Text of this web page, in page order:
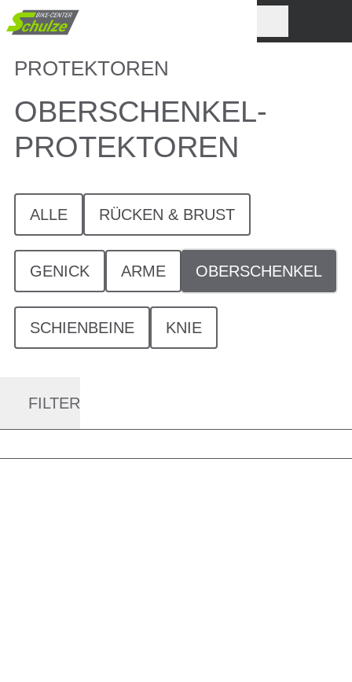
PROTEKTOREN
OBERSCHENKEL-
PROTEKTOREN
ALLE RÜCKEN & BRUST
GENICK ARME OBERSCHENKEL
SCHIENBEINE KNIE
FILTER